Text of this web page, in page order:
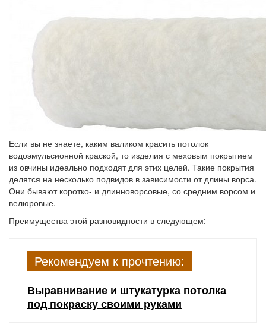
Если вы не знаете, каким валиком красить потолок
водоэмульсионной краской, то изделия с меховым покрытием
из овчины идеально подходят для этих целей. Такие покрытия
делятся на несколько подвидов в зависимости от длины ворса.
Они бывают коротко- и длинноворсовые, со средним ворсом и
велюровые.
Преимущества этой разновидности в следующем:
Рекомендуем к прочтению:
Выравнивание и штукатурка потолка
под покраску своими руками